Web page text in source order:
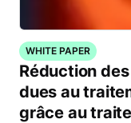
WHITE PAPER
Réduction
dues au
grâce au